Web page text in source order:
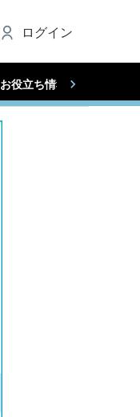
ログイン
お役立ち情報（法人）